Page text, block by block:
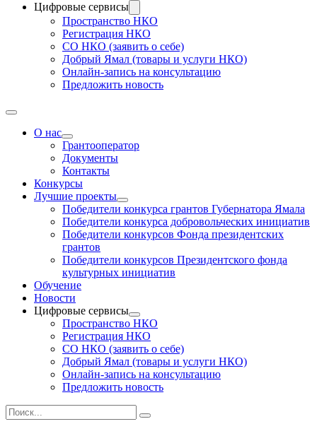
Цифровые сервисы
Пространство НКО
Регистрация НКО
СО НКО (заявить о себе)
Добрый Ямал (товары и услуги НКО)
Онлайн-запись на консультацию
Предложить новость
О нас
Грантооператор
Документы
Контакты
Конкурсы
Лучшие проекты
Победители конкурса грантов Губернатора Ямала
Победители конкурса добровольческих инициатив
Победители конкурсов Фонда президентских
грантов
Победители конкурсов Президентского фонда
культурных инициатив
Обучение
Новости
Цифровые сервисы
Пространство НКО
Регистрация НКО
СО НКО (заявить о себе)
Добрый Ямал (товары и услуги НКО)
Онлайн-запись на консультацию
Предложить новость
Поиск